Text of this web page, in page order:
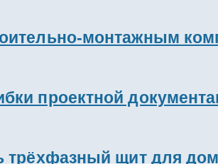
монтажным
проектной
трёхфазный щит для